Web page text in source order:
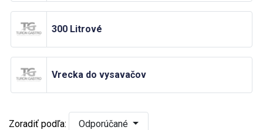
300 Litrové
Vrecka do vysavačov
Zoradiť podľa: Odporúčané